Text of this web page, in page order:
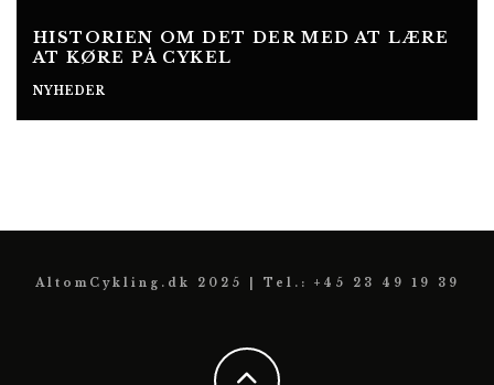
HISTORIEN OM DET DER MED AT LÆRE
AT KØRE PÅ CYKEL
NYHEDER
AltomCykling.dk 2025 | Tel.: +45 23 49 19 39